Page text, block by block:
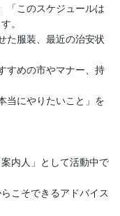
。
内人」として活動中で
こそできるアドバイス